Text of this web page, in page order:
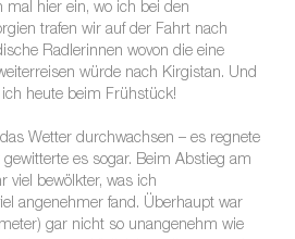
mal hier ein, wo ich bei den
trafen wir auf der Fahrt nach
Radlerinnen wovon die eine
würde nach Kirgistan. Und
ich heute beim Frühstück!
Wetter durchwachsen – es regnete
es sogar. Beim Abstieg am
viel bewölkter, was ich
angenehmer fand. Überhaupt war
gar nicht so unangenehm wie